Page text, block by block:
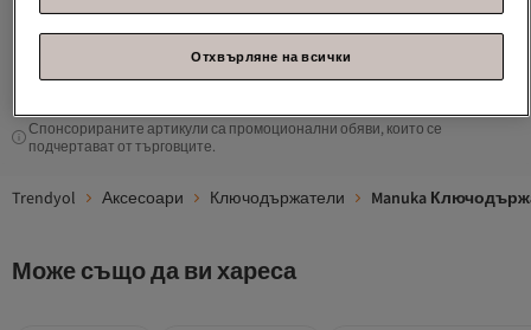
1
Спонсорираните артикули са промоционални обяви, които се
подчертават от търговците.
Trendyol Аксесоари Ключодържатели Manuka
Може също да ви хареса
Отхвърляне на всички